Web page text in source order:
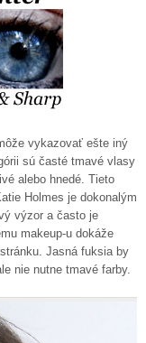
vykazovať ešte iný
sú časté tmavé vlasy
alebo hnedé. Tieto
Holmes je dokonalým
výzor a často je
makeup-u dokáže
Jasná fuksia by
nie nutne tmavé farby.